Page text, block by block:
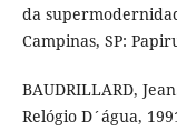
da
Campinas, SP:
BAUDRILLARD,
Relógio D´água,